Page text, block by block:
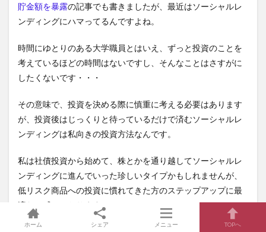
貯金額を暴露の記事でも書きましたが、最近はソーシャルレ
ンディングにハマってるんですよね。
時間にゆとりのある大学職員とはいえ、ずっと投資のことを
考えているほどの時間はないですし、そんなことはさすがに
したくないです・・・
その意味で、投資を決める際に慎重に考える必要はあります
が、投資後はじっくりと待っているだけで済むソーシャルレ
ンディングは私向きの投資方法なんです。
私は社債投資から始めて、株とかを通り越してソーシャルレ
ンディングに進んでいった珍しいタイプかもしれませんが、
低リスク商品への投資に慣れてきた方のステップアップに最
適だと感じております！
ホーム シェア メニュー TOPへ